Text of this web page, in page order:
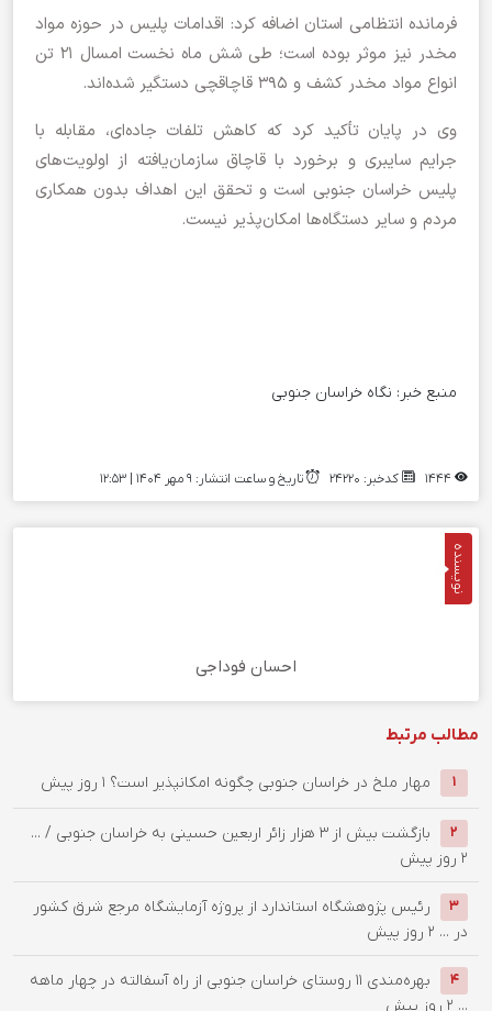
فرمانده انتظامی استان اضافه کرد: اقدامات پلیس در حوزه مواد
مخدر نیز موثر بوده است؛ طی شش ماه نخست امسال ۲۱ تن
انواع مواد مخدر کشف و ۳۹۵ قاچاقچی دستگیر شده‌اند.
وی در پایان تأکید کرد که کاهش تلفات جاده‌ای، مقابله با
جرایم سایبری و برخورد با قاچاق سازمان‌یافته از اولویت‌های
پلیس خراسان جنوبی است و تحقق این اهداف بدون همکاری
مردم و سایر دستگاه‌ها امکان‌پذیر نیست.
منبع خبر: نگاه خراسان جنوبی
کدخبر: 24220 تاریخ و ساعت انتشار: ۹ مهر ۱۴۰۴ | 12:53
نویسنده
احسان فوداجی
مطالب مرتبط
1 ‌مهار ملخ در خراسان جنوبی چگونه امکانپذیر است؟ 1 روز پیش
2
بازگشت بیش از ۳ هزار زائر اربعین حسینی به خراسان جنوبی / ...
2 روز پیش
3
رئیس پژوهشگاه استاندارد از پروژه آزمایشگاه مرجع شرق کشور
در ... 2 روز پیش
4
بهره‌مندی ۱۱ روستای خراسان جنوبی از راه آسفالته در چهار ماهه
... 2 روز پیش